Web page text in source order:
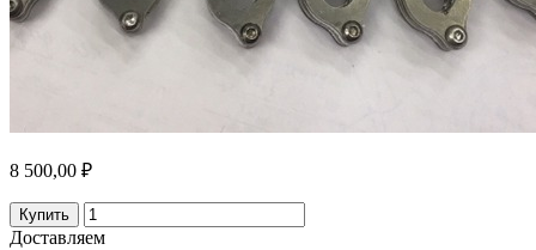
8 500,00 ₽
Купить
Доставляем